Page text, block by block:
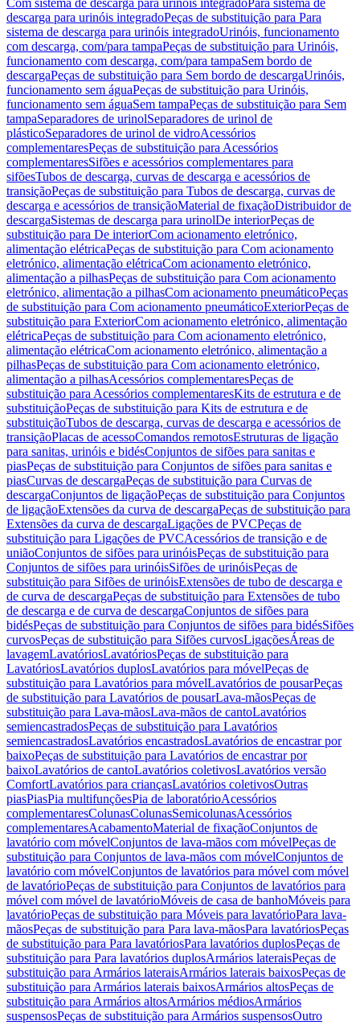
Com sistema de descarga para urinóis integradoPara sistema de
descarga para urinóis integradoPeças de substituição para Para
sistema de descarga para urinóis integradoUrinóis, funcionamento
com descarga, com/para tampaPeças de substituição para Urinóis,
funcionamento com descarga, com/para tampaSem bordo de
descargaPeças de substituição para Sem bordo de descargaUrinóis,
funcionamento sem águaPeças de substituição para Urinóis,
funcionamento sem águaSem tampaPeças de substituição para Sem
tampaSeparadores de urinolSeparadores de urinol de
plásticoSeparadores de urinol de vidroAcessórios
complementaresPeças de substituição para Acessórios
complementaresSifões e acessórios complementares para
sifõesTubos de descarga, curvas de descarga e acessórios de
transiçãoPeças de substituição para Tubos de descarga, curvas de
descarga e acessórios de transiçãoMaterial de fixaçãoDistribuidor de
descargaSistemas de descarga para urinolDe interiorPeças de
substituição para De interiorCom acionamento eletrónico,
alimentação elétricaPeças de substituição para Com acionamento
eletrónico, alimentação elétricaCom acionamento eletrónico,
alimentação a pilhasPeças de substituição para Com acionamento
eletrónico, alimentação a pilhasCom acionamento pneumáticoPeças
de substituição para Com acionamento pneumáticoExteriorPeças de
substituição para ExteriorCom acionamento eletrónico, alimentação
elétricaPeças de substituição para Com acionamento eletrónico,
alimentação elétricaCom acionamento eletrónico, alimentação a
pilhasPeças de substituição para Com acionamento eletrónico,
alimentação a pilhasAcessórios complementaresPeças de
substituição para Acessórios complementaresKits de estrutura e de
substituiçãoPeças de substituição para Kits de estrutura e de
substituiçãoTubos de descarga, curvas de descarga e acessórios de
transiçãoPlacas de acessoComandos remotosEstruturas de ligação
para sanitas, urinóis e bidésConjuntos de sifões para sanitas e
piasPeças de substituição para Conjuntos de sifões para sanitas e
piasCurvas de descargaPeças de substituição para Curvas de
descargaConjuntos de ligaçãoPeças de substituição para Conjuntos
de ligaçãoExtensões da curva de descargaPeças de substituição para
Extensões da curva de descargaLigações de PVCPeças de
substituição para Ligações de PVCAcessórios de transição e de
uniãoConjuntos de sifões para urinóisPeças de substituição para
Conjuntos de sifões para urinóisSifões de urinóisPeças de
substituição para Sifões de urinóisExtensões de tubo de descarga e
de curva de descargaPeças de substituição para Extensões de tubo
de descarga e de curva de descargaConjuntos de sifões para
bidésPeças de substituição para Conjuntos de sifões para bidésSifões
curvosPeças de substituição para Sifões curvosLigaçõesÁreas de
lavagemLavatóriosLavatóriosPeças de substituição para
LavatóriosLavatórios duplosLavatórios para móvelPeças de
substituição para Lavatórios para móvelLavatórios de pousarPeças
de substituição para Lavatórios de pousarLava-mãosPeças de
substituição para Lava-mãosLava-mãos de cantoLavatórios
semiencastradosPeças de substituição para Lavatórios
semiencastradosLavatórios encastradosLavatórios de encastrar por
baixoPeças de substituição para Lavatórios de encastrar por
baixoLavatórios de cantoLavatórios coletivosLavatórios versão
ComfortLavatórios para criançasLavatórios coletivosOutras
piasPiasPia multifunçõesPia de laboratórioAcessórios
complementaresColunasColunasSemicolunasAcessórios
complementaresAcabamentoMaterial de fixaçãoConjuntos de
lavatório com móvelConjuntos de lava-mãos com móvelPeças de
substituição para Conjuntos de lava-mãos com móvelConjuntos de
lavatório com móvelConjuntos de lavatórios para móvel com móvel
de lavatórioPeças de substituição para Conjuntos de lavatórios para
móvel com móvel de lavatórioMóveis de casa de banhoMóveis para
lavatórioPeças de substituição para Móveis para lavatórioPara lava-
mãosPeças de substituição para Para lava-mãosPara lavatóriosPeças
de substituição para Para lavatóriosPara lavatórios duplosPeças de
substituição para Para lavatórios duplosArmários lateraisPeças de
substituição para Armários lateraisArmários laterais baixosPeças de
substituição para Armários laterais baixosArmários altosPeças de
substituição para Armários altosArmários médiosArmários
suspensosPeças de substituição para Armários suspensosOutro